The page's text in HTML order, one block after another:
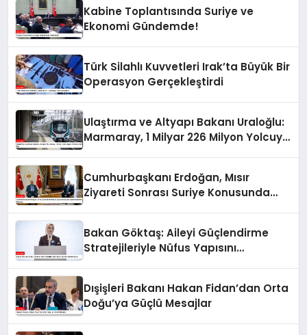
Kabine Toplantısında Suriye ve
Ekonomi Gündemde!
Türk Silahlı Kuvvetleri Irak’ta Büyük Bir
Operasyon Gerçekleştirdi
Ulaştırma ve Altyapı Bakanı Uraloğlu:
Marmaray, 1 Milyar 226 Milyon Yolcuya
Cumhurbaşkanı Erdoğan, Mısır
Ziyareti Sonrası Suriye Konusunda
Bakan Göktaş: Aileyi Güçlendirme
Stratejileriyle Nüfus Yapısını
Dışişleri Bakanı Hakan Fidan’dan Orta
Doğu’ya Güçlü Mesajlar